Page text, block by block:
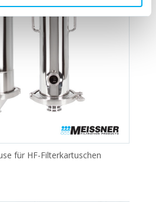
für HF-Filterkartuschen